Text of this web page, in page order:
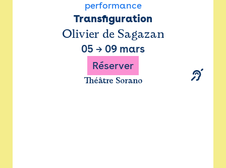
performance
Transfiguration
Olivier de Sagazan
05 → 09 mars
Réserver
Théâtre Sorano